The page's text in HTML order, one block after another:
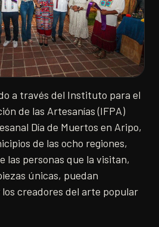
a través del Instituto para el
de las Artesanías (IFPA)
Día de Muertos en Aripo,
de las ocho regiones,
las personas que la visitan,
únicas, puedan
creadores del arte popular